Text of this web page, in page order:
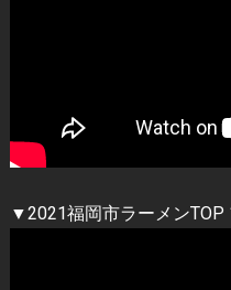
▼2021福岡市ラーメンTOP